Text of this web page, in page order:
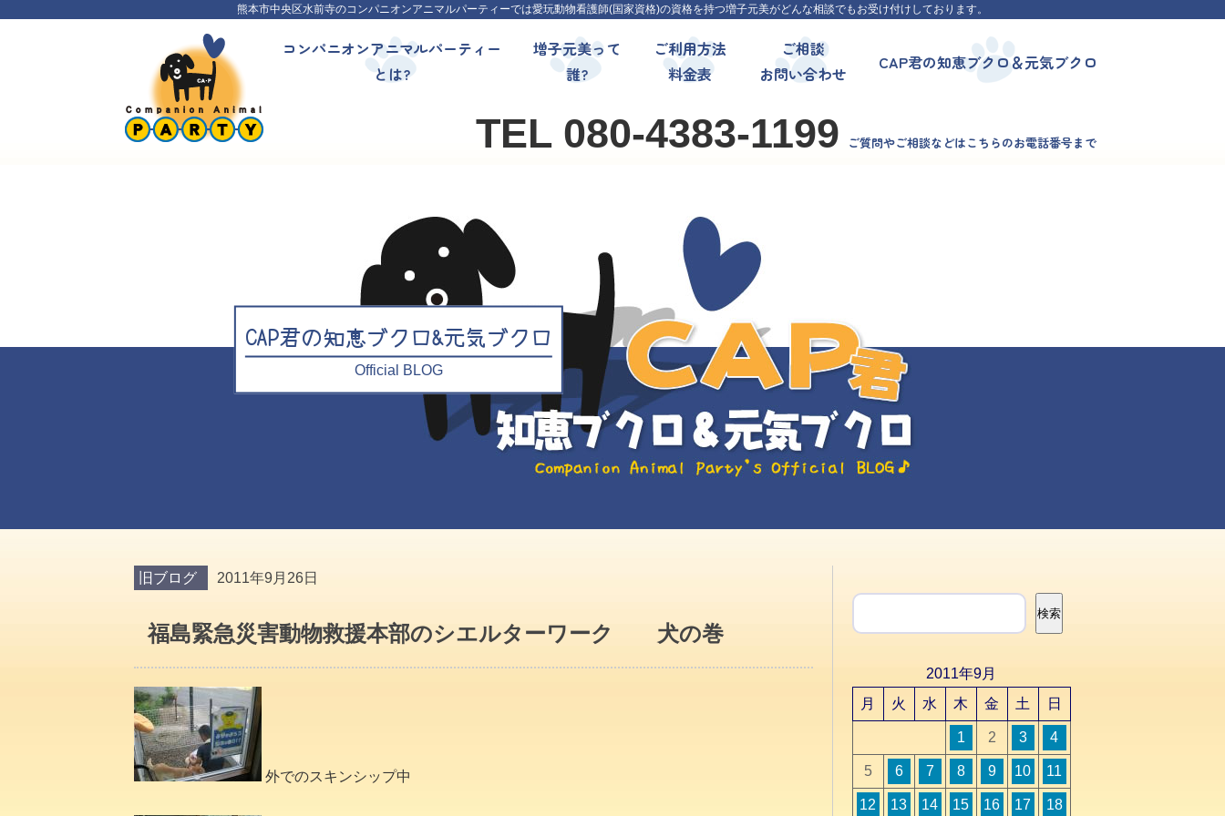
熊本市中央区水前寺のコンパニオンアニマルパーティーでは愛玩動物看護師(国家資格)の資格を持つ増子元美がどんな相談でもお受け付けしております。
コンパニオンアニマルパーティー
とは?
増子元美って
誰?
ご利用方法
料金表
ご相談
お問い合わせ
CAP君の知恵ブクロ＆元気ブクロ
TEL 080-4383-1199 ご質問やご相談などはこちらのお電話番号まで
CAP君の知恵ブクロ&元気ブクロ
Official BLOG
旧ブログ 2011年9月26日
福島緊急災害動物救援本部のシエルターワーク 犬の巻
外でのスキンシップ中
検索
検索
2011年9月
月
火 水 木 金 土 日
1 2 3 4
5 6 7 8 9 10 11
12 13 14 15 16 17 18